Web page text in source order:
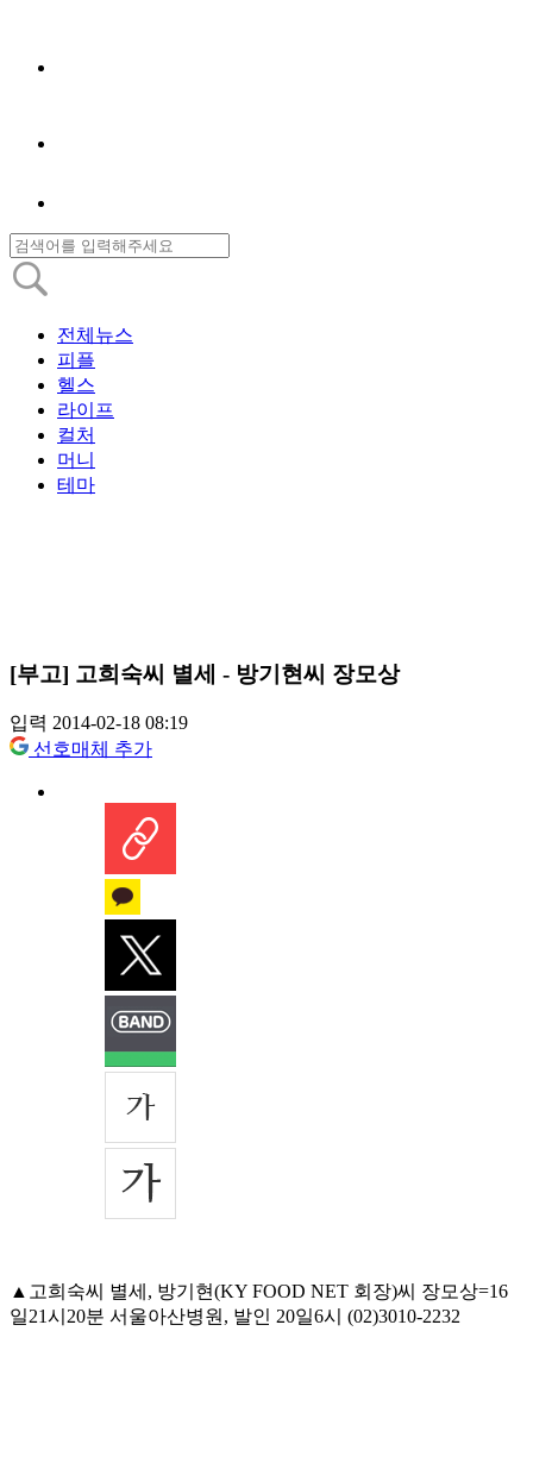
전체뉴스
피플
헬스
라이프
컬처
머니
테마
[부고] 고희숙씨 별세 - 방기현씨 장모상
입력 2014-02-18 08:19
선호매체 추가
▲고희숙씨 별세, 방기현(KY FOOD NET 회장)씨 장모상=16
일21시20분 서울아산병원, 발인 20일6시 (02)3010-2232